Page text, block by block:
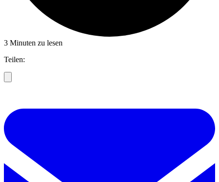
3 Minuten zu lesen
Teilen: